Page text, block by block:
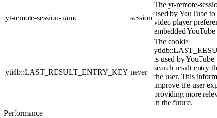
yt-remote-session-name session
The yt-remote-
used by YouTube to
video player
embedded
ytidb::LAST_RESULT_ENTRY_KEY never
The cookie
is used by YouTube
search result entry
the user. This
improve the user
providing more
in the future.
Performance